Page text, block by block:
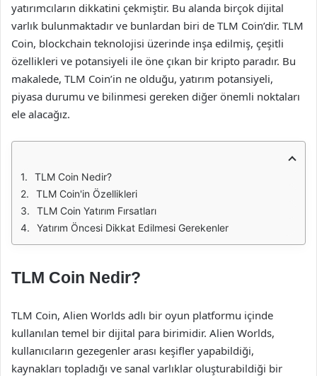
yatırımcıların dikkatini çekmiştir. Bu alanda birçok dijital
varlık bulunmaktadır ve bunlardan biri de TLM Coin’dir. TLM
Coin, blockchain teknolojisi üzerinde inşa edilmiş, çeşitli
özellikleri ve potansiyeli ile öne çıkan bir kripto paradır. Bu
makalede, TLM Coin’in ne olduğu, yatırım potansiyeli,
piyasa durumu ve bilinmesi gereken diğer önemli noktaları
ele alacağız.
TLM Coin Nedir?
TLM Coin'in Özellikleri
TLM Coin Yatırım Fırsatları
Yatırım Öncesi Dikkat Edilmesi Gerekenler
TLM Coin Nedir?
TLM Coin, Alien Worlds adlı bir oyun platformu içinde
kullanılan temel bir dijital para birimidir. Alien Worlds,
kullanıcıların gezegenler arası keşifler yapabildiği,
kaynakları topladığı ve sanal varlıklar oluşturabildiği bir